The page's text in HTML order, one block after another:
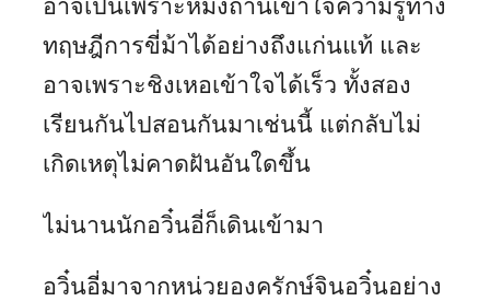
อาจเป็นเพราะหมิงถานเข้าใจความรู้ทาง
ทฤษฎีการขี่ม้าได้อย่างถึงแก่นแท้ และ
อาจเพราะชิงเหอเข้าใจได้เร็ว ทั้งสอง
เรียนกันไปสอนกันมาเช่นนี้ แต่กลับไม่
เกิดเหตุไม่คาดฝันอันใดขึ้น
ไม่นานนักอวิ๋นอี่ก็เดินเข้ามา
อวิ๋นอี่มาจากหน่วยองครักษ์จินอวิ๋นอย่าง